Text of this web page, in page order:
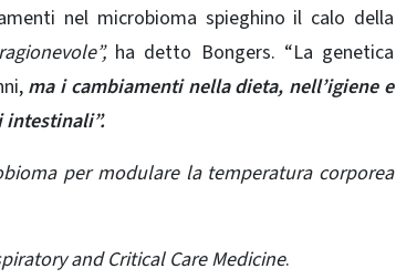
nel microbioma spieghino il calo della
ha detto Bongers. “La genetica
ma i cambiamenti nella dieta, nell’igiene e
per modulare la temperatura corporea
and Critical Care Medicine.